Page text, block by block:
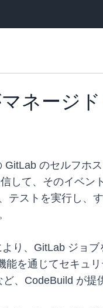
ネージ
のセルフホ
して、そのイベ
テストを実行し、
り、GitLab ジョ
能を通じてセキュ
、CodeBuild が